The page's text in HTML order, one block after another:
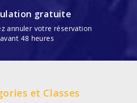
gratuite
annuler votre réservation
avant 48 heures
et Classes